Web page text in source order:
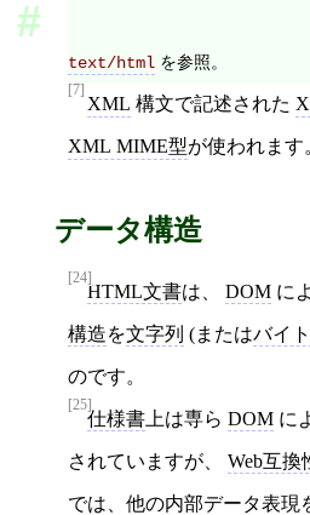
text/html を参照。
[7]
XML 構文で記述された
XML MIME型が使われます
データ構造
[24]
HTML文書は、 DOM に
構造を文字列 (またはバイ
のです。
[25]
仕様書 上は専ら DOM に
されていますが、 Web互換
では、他の内部データ表現